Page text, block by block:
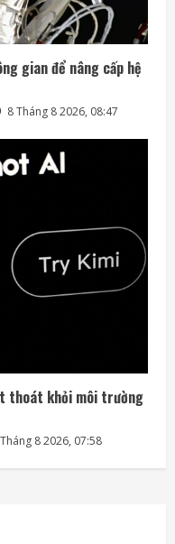
gian để nâng cấp hệ
8 Tháng 8 2026, 08:47
thoát khỏi môi trường
8 2026, 07:58